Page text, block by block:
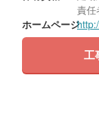
責任
ホームページ
工